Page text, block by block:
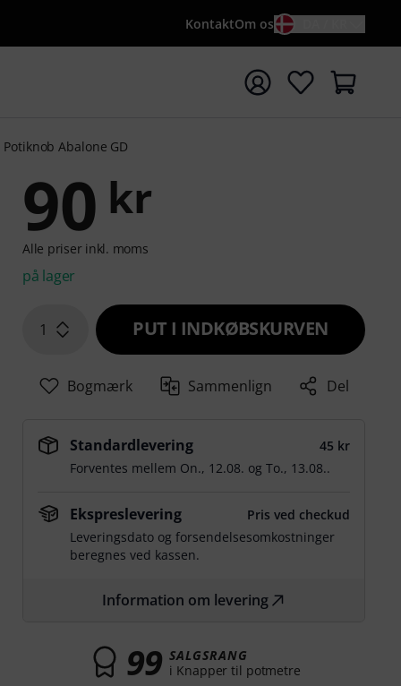
KontaktOm os
med søgeord {searchTerm}
Abalone GD
90 kr
Alle priser inkl. moms
på lager
1 PUT I INDKØBSKURVEN
Bogmærk Sammenlign Del
Standardlevering
45 kr
Forventes mellem On., 12.08. ogTo., 13.08..
Ekspreslevering
Pris ved checkud
Leveringsdato og forsendelsesomkostninger
beregnes ved kassen.
Information om levering
99 SALGSRANG
i Knapper til potmetre